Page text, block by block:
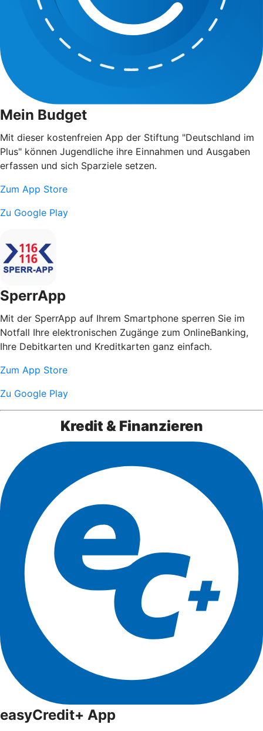
Mein Budget
Mit dieser kostenfreien App der Stiftung "Deutschland im
Plus" können Jugendliche ihre Einnahmen und Ausgaben
erfassen und sich Sparziele setzen.
Zum App Store
Zu Google Play
SperrApp
Mit der SperrApp auf Ihrem Smartphone sperren Sie im
Notfall Ihre elektronischen Zugänge zum OnlineBanking,
Ihre Debitkarten und Kreditkarten ganz einfach.
Zum App Store
Zu Google Play
Kredit & Finanzieren
easyCredit+ App